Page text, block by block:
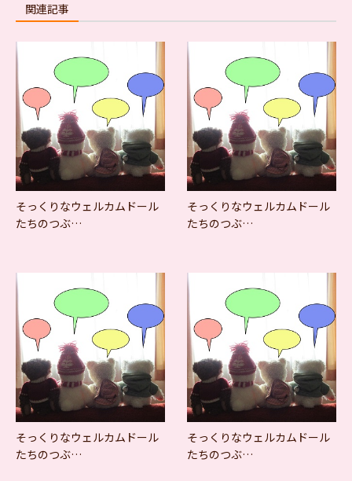
関連記事
そっくりなウェルカムドール
たちのつぶ…
そっくりなウェルカムドール
たちのつぶ…
そっくりなウェルカムドール
たちのつぶ…
そっくりなウェルカムドール
たちのつぶ…